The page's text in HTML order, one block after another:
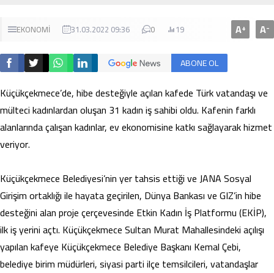
EKONOMİ 31.03.2022 09:36 0 19 A+ A-
ABONE OL
Küçükçekmece’de, hibe desteğiyle açılan kafede Türk vatandaşı ve
mülteci kadınlardan oluşan 31 kadın iş sahibi oldu. Kafenin farklı
alanlarında çalışan kadınlar, ev ekonomisine katkı sağlayarak hizmet
veriyor.
Küçükçekmece Belediyesi’nin yer tahsis ettiği ve JANA Sosyal
Girişim ortaklığı ile hayata geçirilen, Dünya Bankası ve GIZ’in hibe
desteğini alan proje çerçevesinde Etkin Kadın İş Platformu (EKİP),
ilk iş yerini açtı. Küçükçekmece Sultan Murat Mahallesindeki açılışı
yapılan kafeye Küçükçekmece Belediye Başkanı Kemal Çebi,
belediye birim müdürleri, siyasi parti ilçe temsilcileri, vatandaşlar